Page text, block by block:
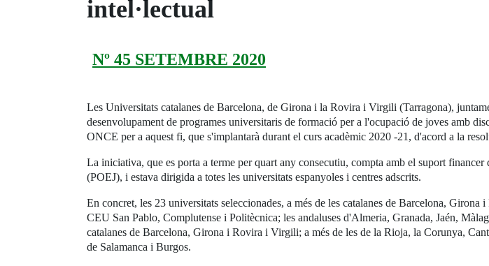
intel·lectual
Nº 45 SETEMBRE 2020
Les Universitats catalanes de Barcelona, de Girona i la Rovira i Virgili (Tarragona),
desenvolupament de programes universitaris de formació per a l'ocupació de joves amb
ONCE per a aquest fi, que s'implantarà durant el curs acadèmic 2020 -21, d'acord a la
La iniciativa, que es porta a terme per quart any consecutiu, compta amb el suport
(POEJ), i estava dirigida a totes les universitats espanyoles i centres adscrits.
En concret, les 23 universitats seleccionades, a més de les catalanes de Barcelona,
CEU San Pablo, Complutense i Politècnica; les andaluses d'Almeria, Granada, Jaén,
catalanes de Barcelona, Girona i Rovira i Virgili; a més de les de la Rioja, la Corunya,
de Salamanca i Burgos.